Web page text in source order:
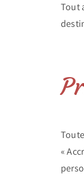
Tout
«